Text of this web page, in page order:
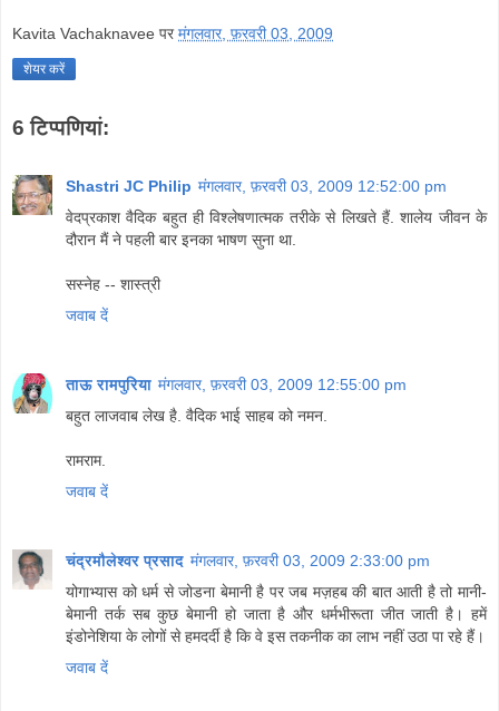
Kavita Vachaknavee परमंगलवार, फ़रवरी 03, 2009
शेयर करें
6 टिप्‍पणियां:
Shastri JC Philip मंगलवार, फ़रवरी 03, 2009 12:52:00 pm
वेदप्रकाश वैदिक बहुत ही विश्लेषणात्मक तरीके से लिखते हैं. शालेय जीवन के
दौरान मैं ने पहली बार इनका भाषण सुना था.
सस्नेह -- शास्त्री
जवाब दें
ताऊ रामपुरिया मंगलवार, फ़रवरी 03, 2009 12:55:00 pm
बहुत लाजवाब लेख है. वैदिक भाई साहब को नमन.
रामराम.
जवाब दें
चंद्रमौलेश्वर प्रसाद मंगलवार, फ़रवरी 03, 2009 2:33:00 pm
योगाभ्यास को धर्म से जोडना बेमानी है पर जब मज़हब की बात आती है तो मानी-
बेमानी तर्क सब कुछ बेमानी हो जाता है और धर्मभीरूता जीत जाती है। हमें
इंडोनेशिया के लोगों से हमदर्दी है कि वे इस तकनीक का लाभ नहीं उठा पा रहे हैं।
जवाब दें